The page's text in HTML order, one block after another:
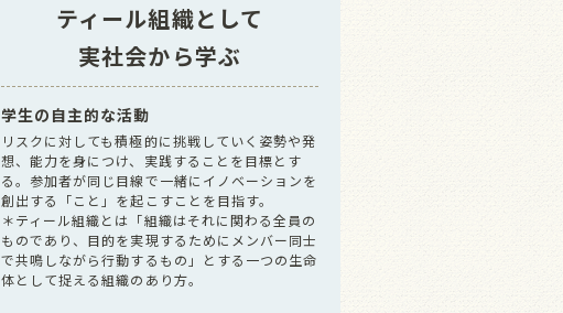
ティール組織として
実社会から学ぶ
学生の自主的な活動
リスクに対しても積極的に挑戦していく姿勢や発
想、能力を身につけ、実践することを目標とす
る。参加者が同じ目線で一緒にイノベーションを
創出する「こと」を起こすことを目指す。
＊ティール組織とは「組織はそれに関わる全員の
ものであり、目的を実現するためにメンバー同士
で共鳴しながら行動するもの」とする一つの生命
体として捉える組織のあり方。